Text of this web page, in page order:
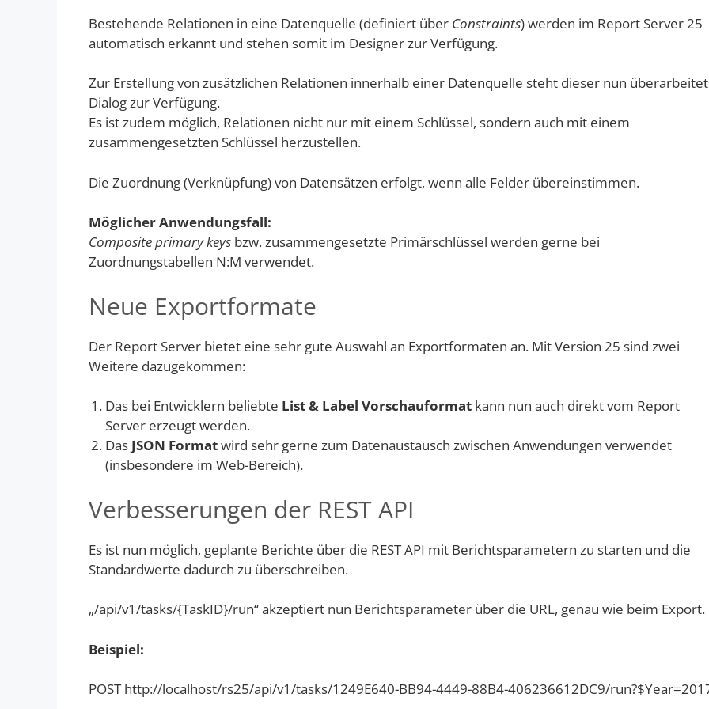
Bestehende Relationen in eine Datenquelle (definiert über Constraints) werden im Report Server 25
automatisch erkannt und stehen somit im Designer zur Verfügung.
Zur Erstellung von zusätzlichen Relationen innerhalb einer Datenquelle steht dieser nun
Dialog zur Verfügung.
Es ist zudem möglich, Relationen nicht nur mit einem Schlüssel, sondern auch mit einem
zusammengesetzten Schlüssel herzustellen.
Die Zuordnung (Verknüpfung) von Datensätzen erfolgt, wenn alle Felder übereinstimmen.
Möglicher Anwendungsfall:
Composite primary keys bzw. zusammengesetzte Primärschlüssel werden gerne bei
Zuordnungstabellen N:M verwendet.
Neue Exportformate
Der Report Server bietet eine sehr gute Auswahl an Exportformaten an. Mit Version 25 sind zwei
Weitere dazugekommen:
Das bei Entwicklern beliebte List & Label Vorschauformat kann nun auch direkt vom Report
Server erzeugt werden.
Das JSON Formatwird sehr gerne zum Datenaustausch zwischen Anwendungen verwendet
(insbesondere im Web-Bereich).
Verbesserungen der REST API
Es ist nun möglich, geplante Berichte über die REST API mit Berichtsparametern zu starten und die
Standardwerte dadurch zu überschreiben.
„/api/v1/tasks/{TaskID}/run“ akzeptiert nun Berichtsparameter über die URL, genau wie beim Export.
Beispiel:
POST http://localhost/rs25/api/v1/tasks/1249E640-BB94-4449-88B4-406236612DC9/